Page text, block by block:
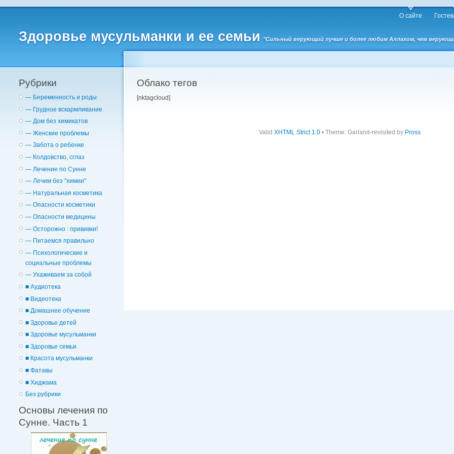
Здоровье мусульманки и ее семьи "Сильный верующий лучше и более любим Аллахом, чем
О сайте
Рубрики
— Беременность и роды
— Грудное вскармливание
— Дом без химикатов
— Женские проблемы
— Забота о ребенке
— Колдовство, сглаз
— Лечение по Сунне
— Лечим без "химии"
— Натуральная косметика
— Опасности косметики
— Опасности медицины
— Осторожно : прививки!
— Питаемся правильно
— Психологические и
cоциальные проблемы
— Ухаживаем за собой
■ Аудиотека
■ Видеотека
■ Домашнее обучение
■ Здоровье детей
■ Здоровье мусульманки
■ Здоровье семьи
■ Красота мусульманки
■ Фатавы
■ Хиджама
Без рубрики
Основы лечения по
Сунне. Часть 1
Облако тегов
[nktagcloud]
Valid XHTML Strict 1.0• Theme: Garland-revisited by Pross